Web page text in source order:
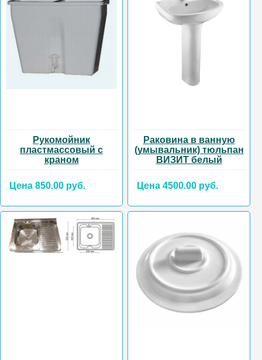
Рукомойник
пластмассовый с
краном
Цена 850.00 руб.
Раковина в ванную
(умывальник) тюльпан
ВИЗИТ белый
Цена 4500.00 руб.